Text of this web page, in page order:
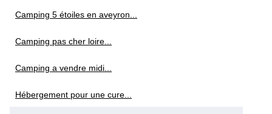
Camping 5 étoiles en aveyron...
Camping pas cher loire...
Camping a vendre midi...
Hébergement pour une cure...